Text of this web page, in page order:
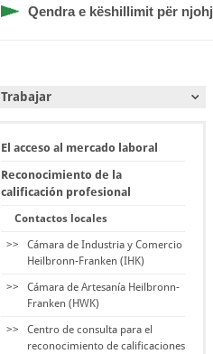
Qendra e këshillimit për
Trabajar
El acceso al mercado laboral
Reconocimiento de la
calificación profesional
Contactos locales
>>
Cámara de Industria y Comercio
Heilbronn-Franken (IHK)
>>
Cámara de Artesanía Heilbronn-
Franken (HWK)
>>
Centro de consulta para el
reconocimiento de calificaciones